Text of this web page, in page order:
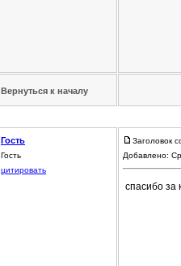
Вернуться к началу
Гость
Гость
цитировать
Заголовок
Добавлено:
спасибо за